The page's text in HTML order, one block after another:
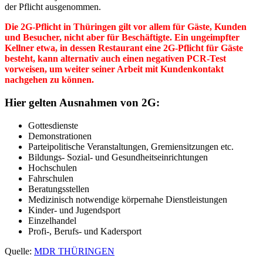
der Pflicht ausgenommen.
Die 2G-Pflicht in Thüringen gilt vor allem für Gäste, Kunden
und Besucher, nicht aber für Beschäftigte. Ein ungeimpfter
Kellner etwa, in dessen Restaurant eine 2G-Pflicht für Gäste
besteht, kann alternativ auch einen negativen PCR-Test
vorweisen, um weiter seiner Arbeit mit Kundenkontakt
nachgehen zu können.
Hier gelten Ausnahmen von 2G:
Gottesdienste
Demonstrationen
Parteipolitische Veranstaltungen, Gremiensitzungen etc.
Bildungs- Sozial- und Gesundheitseinrichtungen
Hochschulen
Fahrschulen
Beratungsstellen
Medizinisch notwendige körpernahe Dienstleistungen
Kinder- und Jugendsport
Einzelhandel
Profi-, Berufs- und Kadersport
Quelle: MDR THÜRINGEN